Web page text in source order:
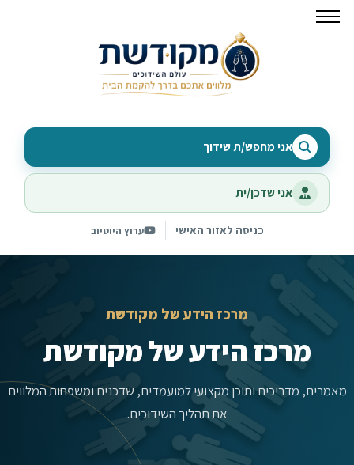
אני מחפש/ת שידוך
אני שדכן/ית
כניסה לאזור האישי ערוץ היוטיוב
מרכז הידע של מקודשת
מרכז הידע של מקודשת
מאמרים, מדריכים ותוכן מקצועי למועמדים, שדכנים ומשפחות המלווים
את תהליך השידוכים.